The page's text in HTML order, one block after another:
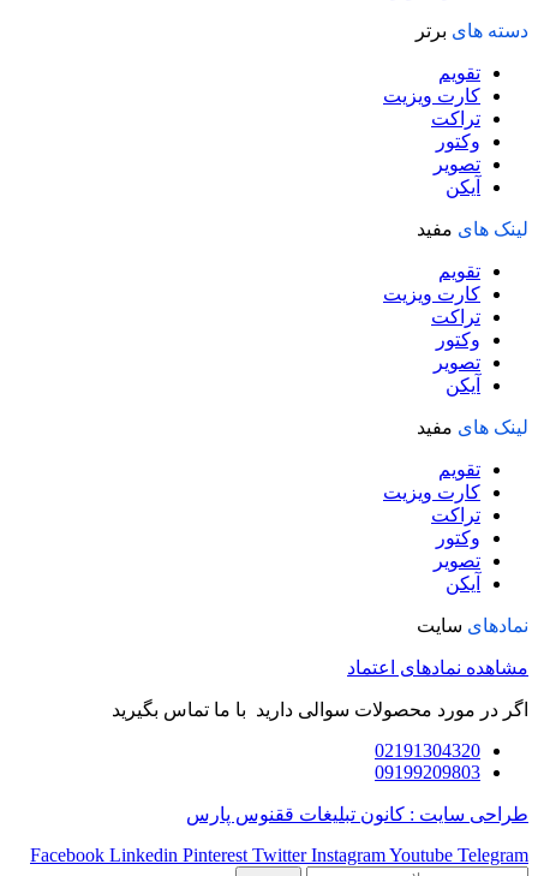
دسته های برتر
تقویم
کارت ویزیت
تراکت
وکتور
تصویر
آیکن
لینک های مفید
تقویم
کارت ویزیت
تراکت
وکتور
تصویر
آیکن
لینک های مفید
تقویم
کارت ویزیت
تراکت
وکتور
تصویر
آیکن
نمادهای سایت
مشاهده نمادهای اعتماد
اگر در مورد محصولات سوالی دارید با ما تماس بگیرید
02191304320
09199209803
طراحی سایت : کانون تبلیغات ققنوس پارس
Facebook Linkedin Pinterest Twitter InstagramYoutube Telegram